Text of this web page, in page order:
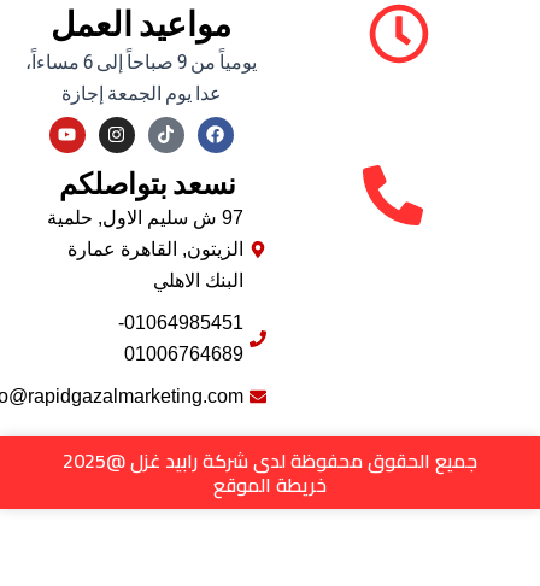
مواعيد العمل
يومياً من 9 صباحاً إلى 6 مساءاً،
عدا يوم الجمعة إجازة
I
n
s
a
g
a
m
Y
o
u
u
b
e
نسعد بتواصلكم
97 ش سليم الاول, حلمية
الزيتون, القاهرة عمارة
01064985451-
01006764689
info@rapidgazalmarketing.com
محفوظة لدى شركة رابيد غزل @2025
خريطة الموقع